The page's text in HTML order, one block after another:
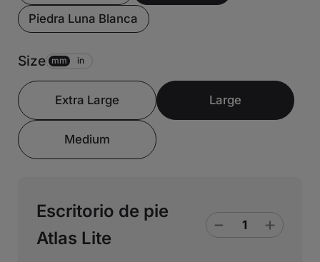
Piedra Luna Blanca
Size mm in
Extra Large Large
Medium
Escritorio de pie
Atlas Lite